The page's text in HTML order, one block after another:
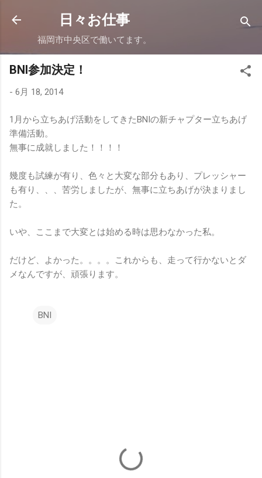
スキップしてメイン コンテンツに移動
日々お仕事
福岡市中央区で働いてます。
BNI参加決定！
- 6月 18, 2014
1月から立ちあげ活動をしてきたBNIの新チャプター立ちあげ
準備活動。
無事に成就しました！！！！
幾度も試練が有り、色々と大変な部分もあり、プレッシャー
も有り、、、苦労しましたが、無事に立ちあげが決まりまし
た。
いや、ここまで大変とは始める時は思わなかった私。
だけど、よかった。。。。これからも、走って行かないとダ
メなんですが、頑張ります。
BNI